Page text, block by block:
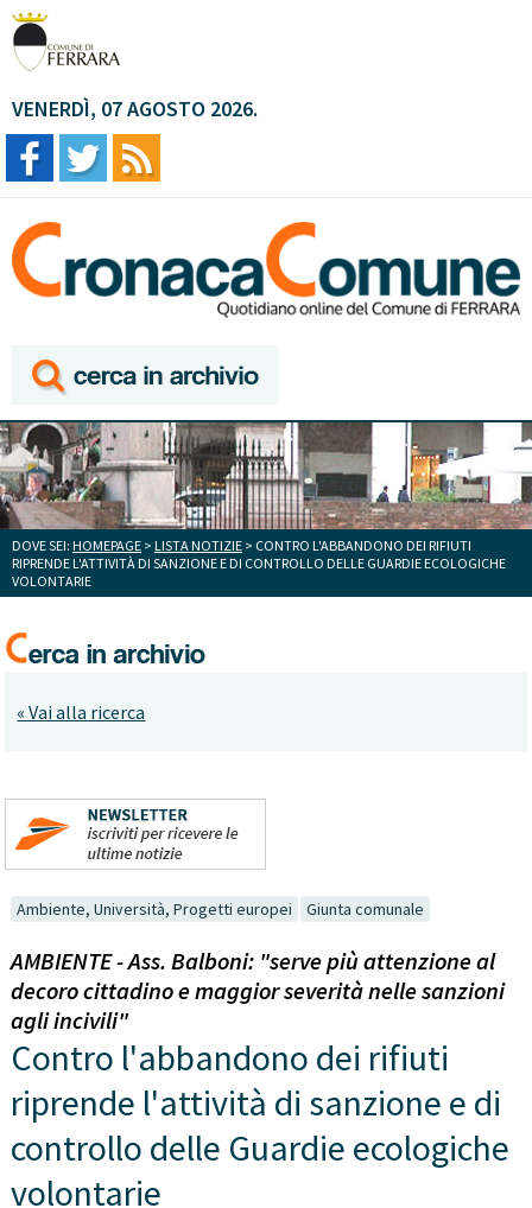
VENERDÌ, 07 AGOSTO 2026.
DOVE SEI: HOMEPAGE > LISTA NOTIZIE > CONTRO L'ABBANDONO DEI RIFIUTI
RIPRENDE L'ATTIVITÀ DI SANZIONE E DI CONTROLLO DELLE GUARDIE ECOLOGICHE
VOLONTARIE
« Vai alla ricerca
Ambiente, Università, Progetti europei Giunta comunale
AMBIENTE - Ass. Balboni: "serve più attenzione al
decoro cittadino e maggior severità nelle sanzioni
agli incivili"
Contro l'abbandono dei rifiuti
riprende l'attività di sanzione e di
controllo delle Guardie ecologiche
volontarie